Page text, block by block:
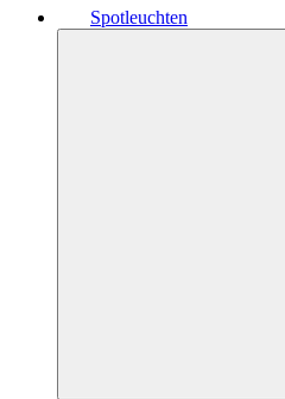
Spotleuchten